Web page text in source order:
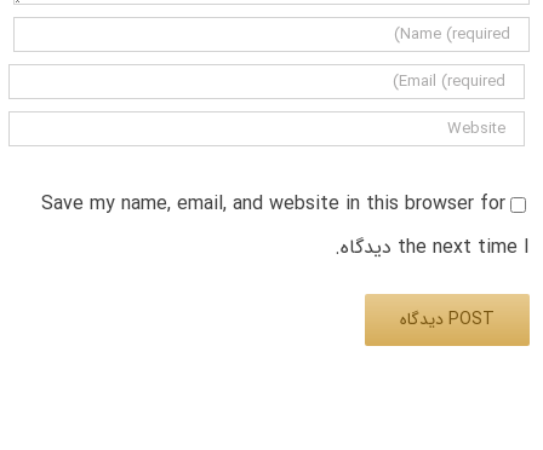
Save my name, email, and website in this browser for
the next time I دیدگاه.